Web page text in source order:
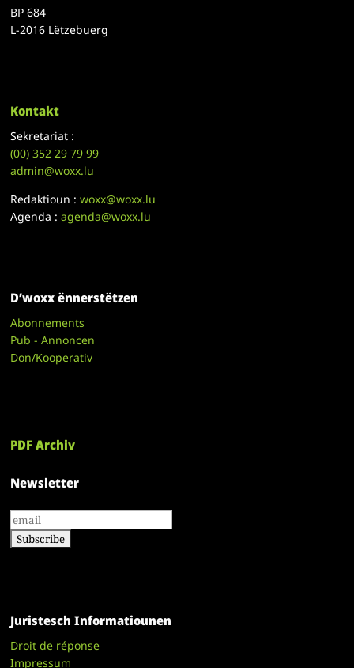
BP 684
L-2016 Lëtzebuerg
Kontakt
Sekretariat :
(00)352 29 79 99
admin@woxx.lu
Redaktioun :woxx@woxx.lu
Agenda :agenda@woxx.lu
D’woxx ënnerstëtzen
Abonnements
Pub - Annoncen
Don/Kooperativ
PDF Archiv
Newsletter
Juristesch Informatiounen
Droit de réponse
Impressum